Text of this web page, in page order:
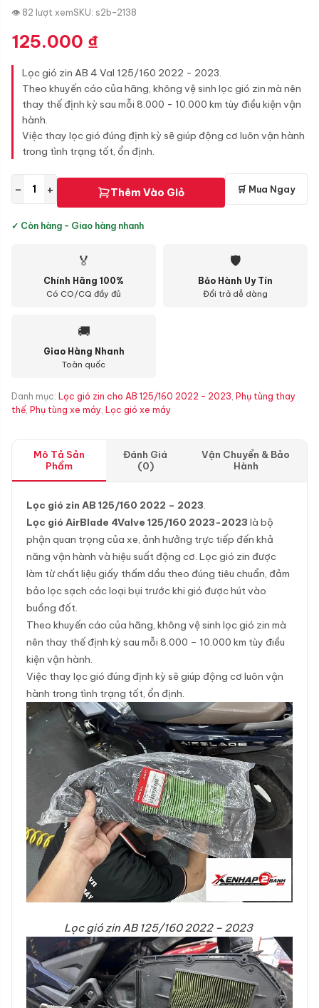
👁 82 lượt xemSKU: s2b-2138
125.000 ₫
Lọc gió zin AB 4 Val 125/160 2022 - 2023.
Theo khuyến cáo của hãng, không vệ sinh lọc gió zin mà nên
thay thế định kỳ sau mỗi 8.000 - 10.000 km tùy điều kiện vận
hành.
Việc thay lọc gió đúng định kỳ sẽ giúp động cơ luôn vận hành
trong tình trạng tốt, ổn định.
− + Thêm Vào Giỏ 🛒 Mua Ngay
✓ Còn hàng - Giao hàng nhanh
🏅
Chính Hãng 100%
Có CO/CQ đầy đủ
🛡
Bảo Hành Uy Tín
Đổi trả dễ dàng
🚚
Giao Hàng Nhanh
Toàn quốc
Danh mục: Lọc gió zin cho AB 125/160 2022 - 2023, Phụ tùng thay
thế, Phụ tùng xe máy, Lọc gió xe máy
Mô Tả Sản
Phẩm
Đánh Giá
(0)
Vận Chuyển & Bảo
Hành
Lọc gió zin AB 125/160 2022 – 2023.
Lọc gió AirBlade 4Valve 125/160 2023-2023 là bộ
phận quan trọng của xe, ảnh hưởng trực tiếp đến khả
năng vận hành và hiệu suất động cơ. Lọc gió zin được
làm từ chất liệu giấy thấm dầu theo đúng tiêu chuẩn, đảm
bảo lọc sạch các loại bụi trước khi gió được hút vào
buồng đốt.
Theo khuyến cáo của hãng, không vệ sinh lọc gió zin mà
nên thay thế định kỳ sau mỗi 8.000 – 10.000 km tùy điều
kiện vận hành.
Việc thay lọc gió đúng định kỳ sẽ giúp động cơ luôn vận
hành trong tình trạng tốt, ổn định.
Lọc gió zin AB 125/160 2022 – 2023